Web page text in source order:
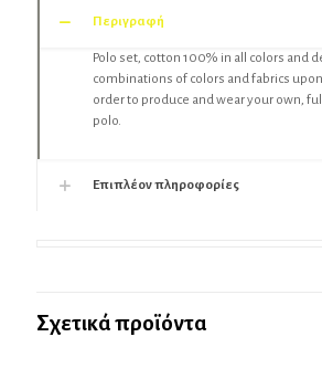
Περιγραφή
Polo set, cotton 100% in all colors and
combinations of colors and fabrics
order to produce and wear your own,
polo.
Επιπλέον πληροφορίες
Σχετικά προϊόντα